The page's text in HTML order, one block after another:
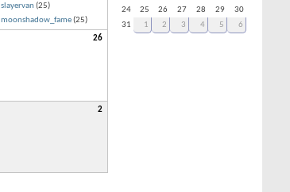
slayervan (25)
moonshadow_fame(25)
26
2
24
25 26 27 28 29
30
31
1 2 3 4 5 6